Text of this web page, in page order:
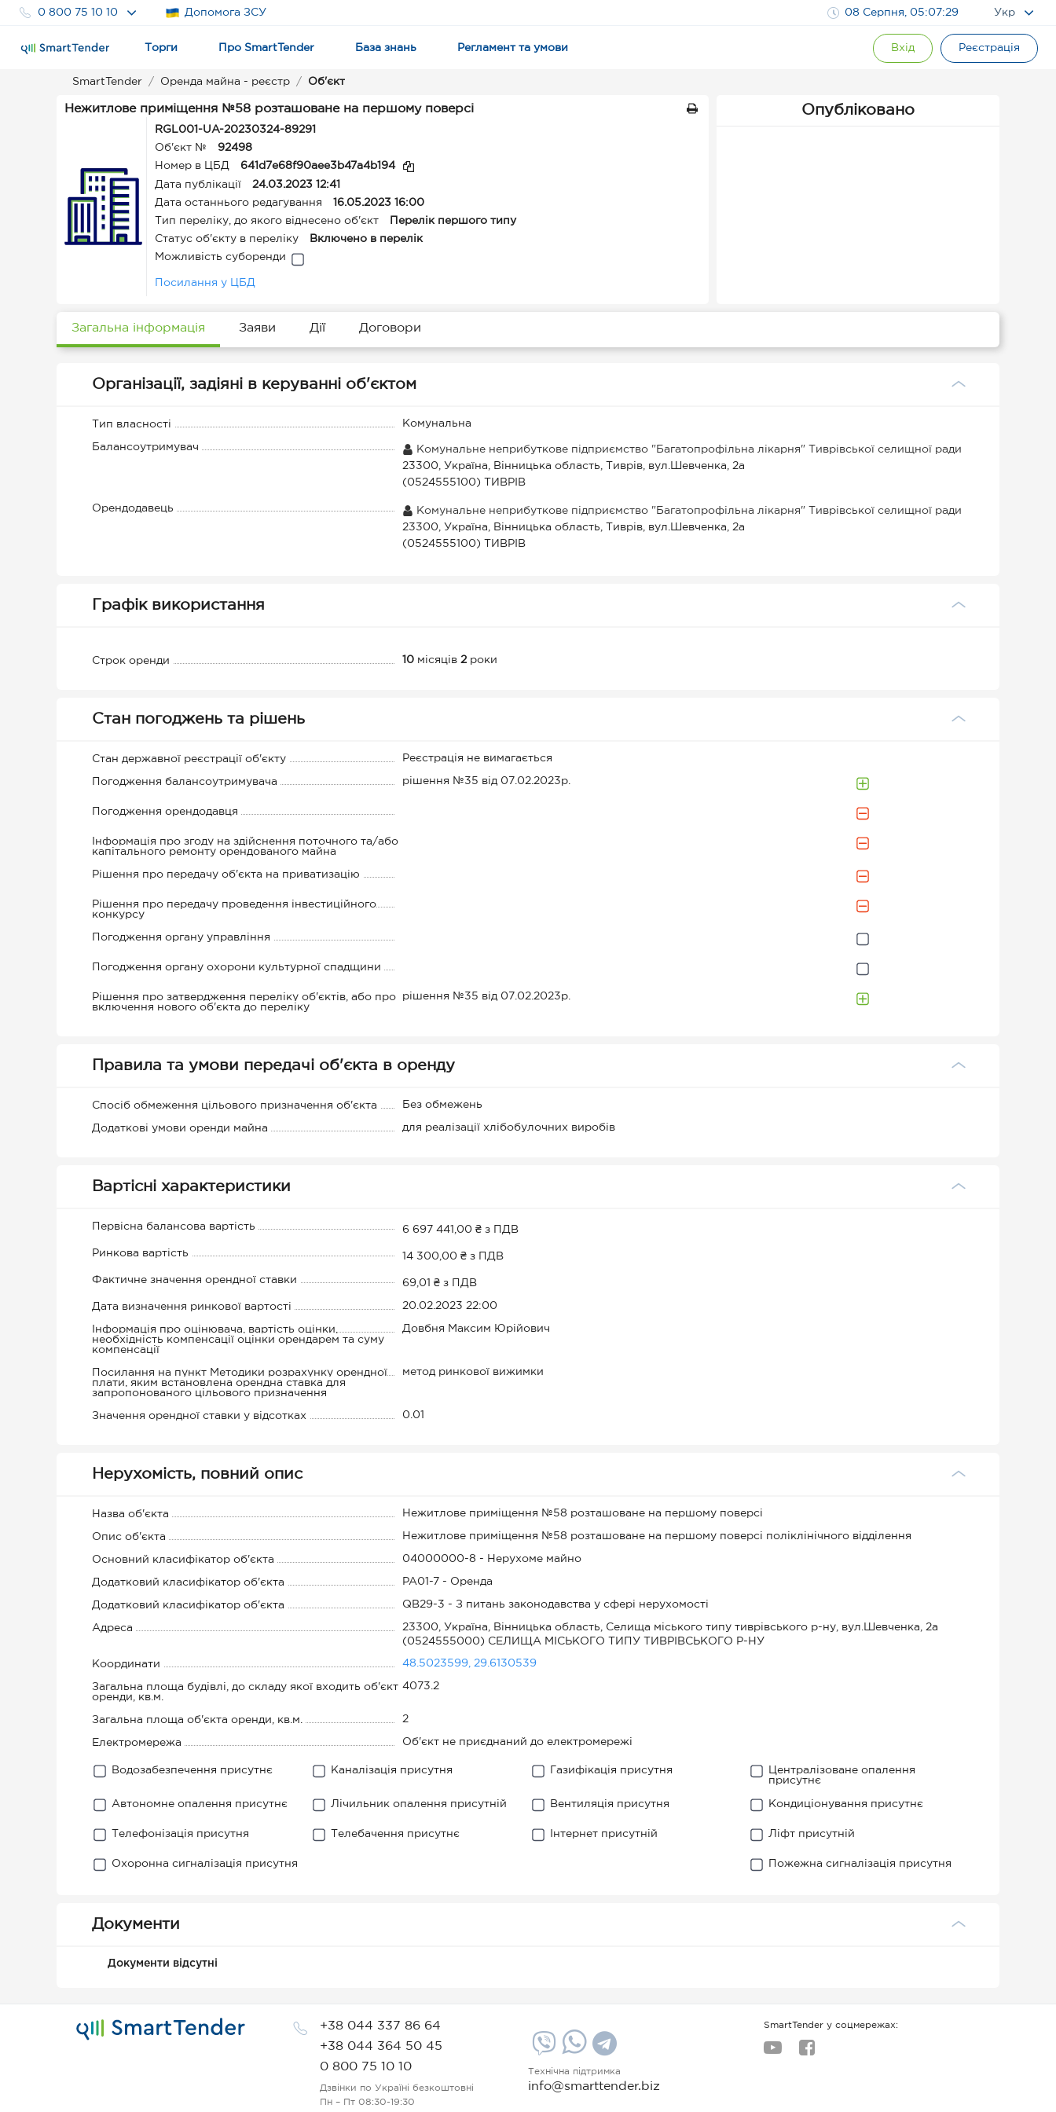
0 800 75 10 10 Допомога ЗСУ 08 Серпня, 05:07:30 Укр
Торги Про SmartTender База знань Регламент та умови Вхід Реєстрація
SmartTender Оренда майна - реєстр Об'єкт
Нежитлове приміщення №58 розташоване на першому поверсі
RGL001-UA-20230324-89291
Об'єкт №
92498
Номер в ЦБД
641d7e68f90aee3b47a4b194
Дата публікації
24.03.2023 12:41
Дата останнього редагування
16.05.2023 16:00
Тип переліку, до якого віднесено об'єкт
Перелік першого типу
Статус об'єкту в переліку
Включено в перелік
Можливість суборенди
Посилання у ЦБД
Опубліковано
Загальна інформація Заяви Дії Договори
Організації, задіяні в керуванні об'єктом
Тип власності Комунальна
Балансоутримувач
Комунальне неприбуткове підприємство "Багатопрофільна лікарня" Тиврівської селищної ради
23300, Україна, Вінницька область, Тиврів, вул.Шевченка, 2а
(0524555100) ТИВРІВ
Орендодавець
Комунальне неприбуткове підприємство "Багатопрофільна лікарня" Тиврівської селищної ради
23300, Україна, Вінницька область, Тиврів, вул.Шевченка, 2а
(0524555100) ТИВРІВ
Графік використання
Строк оренди 10 місяців2 роки
Стан погоджень та рішень
Стан державної реєстрації об'єкту Реєстрація не вимагається
Погодження балансоутримувача рішення №35 від 07.02.2023р.
Погодження орендодавця
Інформація про згоду на здійснення поточного та/або
капітального ремонту орендованого майна
Рішення про передачу об'єкта на приватизацію
Рішення про передачу проведення інвестиційного
конкурсу
Погодження органу управління
Погодження органу охорони культурної спадщини
Рішення про затвердження переліку об'єктів, або про
включення нового об'єкта до переліку
рішення №35 від 07.02.2023р.
Правила та умови передачі об'єкта в оренду
Спосіб обмеження цільового призначення об'єкта Без обмежень
Додаткові умови оренди майна для реалізації хлібобулочних виробів
Вартісні характеристики
Первісна балансова вартість 6 697 441,00 ₴ з ПДВ
Ринкова вартість 14 300,00 ₴ з ПДВ
Фактичне значення орендної ставки 69,01 ₴ з ПДВ
Дата визначення ринкової вартості 20.02.2023 22:00
Інформація про оцінювача, вартість оцінки,
необхідність компенсації оцінки орендарем та суму
компенсації
Довбня Максим Юрійович
Посилання на пункт Методики розрахунку орендної
плати, яким встановлена орендна ставка для
запропонованого цільового призначення
метод ринкової вижимки
Значення орендної ставки у відсотках 0.01
Нерухомість, повний опис
Назва об'єкта Нежитлове приміщення №58 розташоване на першому поверсі
Опис об'єкта Нежитлове приміщення №58 розташоване на першому поверсі поліклінічного відділення
Основний класифікатор об'єкта 04000000-8 - Нерухоме майно
Додатковий класифікатор об'єкта PA01-7 - Оренда
Додатковий класифікатор об'єкта QB29-3 - З питань законодавства у сфері нерухомості
Адреса
23300, Україна, Вінницька область, Селища міського типу тиврівського р-ну, вул.Шевченка, 2а
(0524555000) СЕЛИЩА МІСЬКОГО ТИПУ ТИВРІВСЬКОГО Р-НУ
Координати 48.5023599, 29.6130539
Загальна площа будівлі, до складу якої входить об'єкт
оренди, кв.м.
4073.2
Загальна площа об'єкта оренди, кв.м. 2
Електромережа Об'єкт не приєднаний до електромережі
Водозабезпечення присутнє Каналізація присутня Газифікація присутня
Централізоване опалення
присутнє
Автономне опалення присутнє Лічильник опалення присутній Вентиляція присутня Кондиціонування присутнє
Телефонізація присутня Телебачення присутнє Інтернет присутній Ліфт присутній
Охоронна сигналізація присутня Пожежна сигналізація присутня
Документи
Документи відсутні
+38 044 337 86 64
+38 044 364 50 45
0 800 75 10 10
Дзвінки по Україні безкоштовні
Пн – Пт 08:30-19:30
Технічна підтримка
info@smarttender.biz
SmartTender у соцмережах: